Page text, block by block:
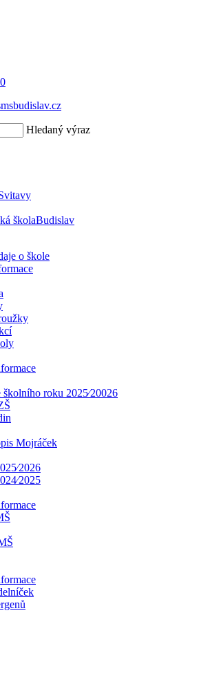
Hledaný výraz
školaBudislav
o škole
školního roku 2025⁄20026
Mojráček